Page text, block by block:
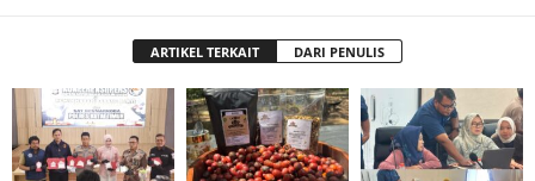
ARTIKEL TERKAIT DARI PENULIS